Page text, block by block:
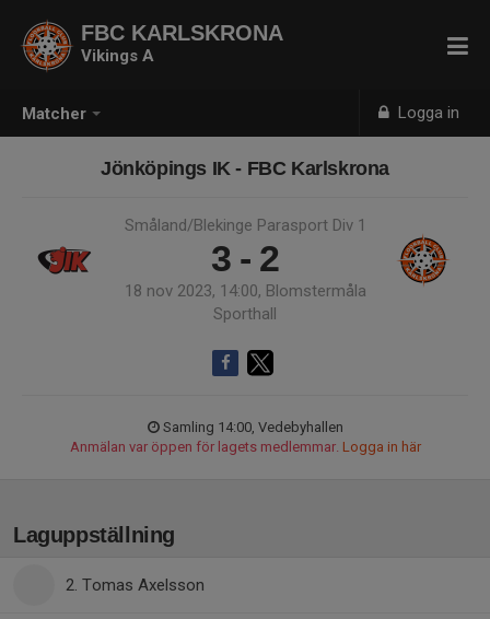
Matcher Logga in
FBC KARLSKRONA
Vikings A
Jönköpings IK - FBC Karlskrona
Småland/Blekinge Parasport Div 1
3 - 2
18 nov 2023, 14:00, Blomstermåla
Sporthall
Samling 14:00, Vedebyhallen
Anmälan var öppen för lagets medlemmar. Logga in här
Laguppställning
2. Tomas Axelsson